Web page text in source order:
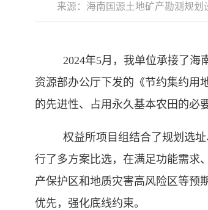
来源：海南国源土地矿产勘测规划
2024年5月，我单位承接了
资源部办公厅下发的《节约集约用
的先进性、占用永久基本农田的必
权益所项目组结合了规划选
行了多方案比选，在满足功能需求
产保护区和地质灾害高风险区等预
优先，强化底线约束。